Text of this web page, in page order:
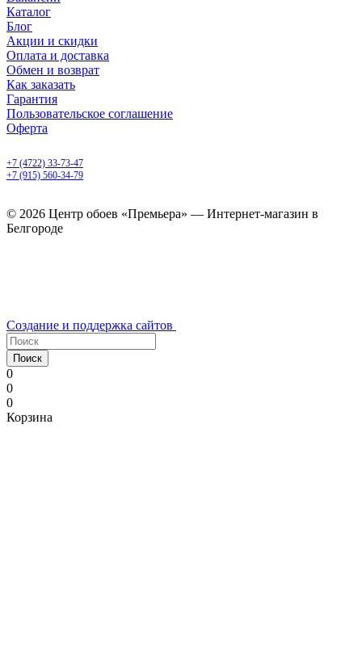
Каталог
Блог
Акции и скидки
Оплата и доставка
Обмен и возврат
Как заказать
Гарантия
Пользовательское соглашение
Оферта
+7 (4722) 33-73-47
+7 (915) 560-34-79
© 2026 Центр обоев «Премьера» — Интернет-магазин в
Белгороде
Создание и поддержка сайтов
Поиск
0
0
0
Корзина